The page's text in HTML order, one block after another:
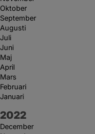
Oktober
September
Augusti
Juli
Juni
Maj
April
Mars
Februari
Januari
År:
2022
December